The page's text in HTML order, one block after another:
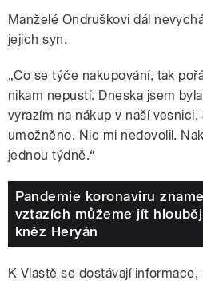
Manželé Ondruškovi dál
jejich syn.
„Co se týče nakupování, tak
nikam nepustí. Dneska jsem
vyrazím na nákup v naší
umožněno. Nic mi nedovolil.
jednou týdně.“
Pandemie koronaviru
vztazích můžeme jít
kněz Heryán
K Vlastě se dostávají